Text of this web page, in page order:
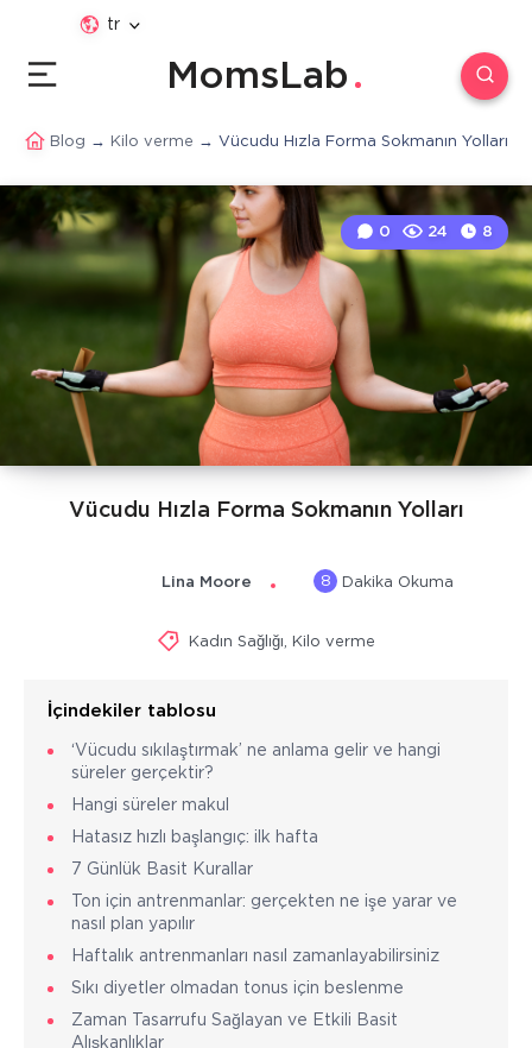
tr
MomsLab
Blog → Kilo verme → Vücudu Hızla Forma Sokmanın Yolları
Vücudu Hızla Forma Sokmanın Yolları
0 24 8
Lina Moore 8 Dakika Okuma
Kadın Sağlığı Kilo verme
İçindekiler tablosu
‘Vücudu sıkılaştırmak’ ne anlama gelir ve hangi
süreler gerçektir?
Hangi süreler makul
Hatasız hızlı başlangıç: ilk hafta
7 Günlük Basit Kurallar
Ton için antrenmanlar: gerçekten ne işe yarar ve
nasıl plan yapılır
Haftalık antrenmanları nasıl zamanlayabilirsiniz
Sıkı diyetler olmadan tonus için beslenme
Zaman Tasarrufu Sağlayan ve Etkili Basit
Alışkanlıklar